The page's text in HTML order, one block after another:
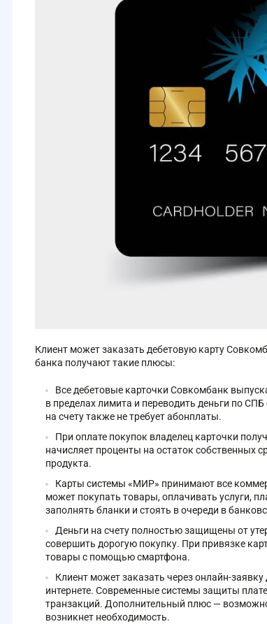
Клиент может заказать дебетовую карту
банка получают такие плюсы:
Все дебетовые карточки Совкомбанк
в пределах лимита и переводить деньги по
на счету также не требует абонплаты.
При оплате покупок владелец карточки
начисляет проценты на остаток собственных
продукта.
Карты системы «МИР» принимают все
может покупать товары, оплачивать услуги,
заполнять бланки и стоять в очереди в
Деньги на счету полностью защищены от
совершить дорогую покупку. При привязке
товары с помощью смартфона.
Клиент может заказать через онлайн-
интернете. Современные системы защиты
транзакций. Дополнительный плюс —
возникнет необходимость.